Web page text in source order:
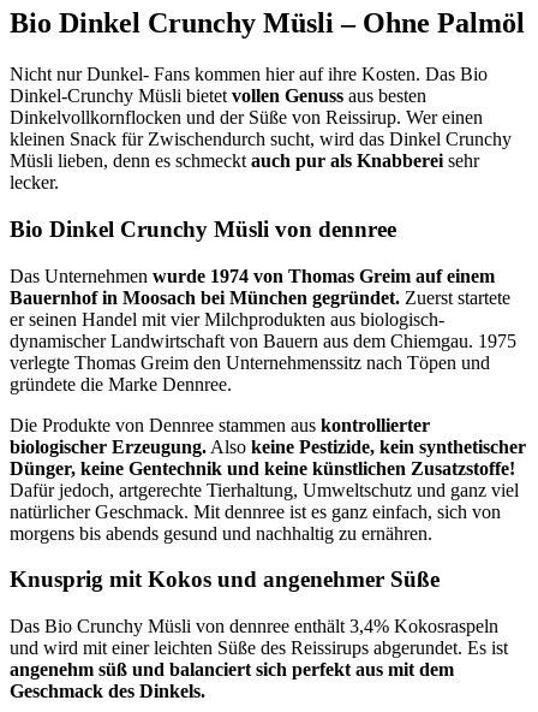
Bio Dinkel Crunchy Müsli – Ohne Palmöl
Nicht nur Dunkel- Fans kommen hier auf ihre Kosten. Das Bio
Dinkel-Crunchy Müsli bietet vollen Genuss aus besten
Dinkelvollkornflocken und der Süße von Reissirup. Wer einen
kleinen Snack für Zwischendurch sucht, wird das Dinkel Crunchy
Müsli lieben, denn es schmeckt auch pur als Knabberei sehr
lecker.
Bio Dinkel Crunchy Müsli von dennree
Das Unternehmen wurde 1974 von Thomas Greim auf einem
Bauernhof in Moosach bei München gegründet. Zuerst startete
er seinen Handel mit vier Milchprodukten aus biologisch-
dynamischer Landwirtschaft von Bauern aus dem Chiemgau. 1975
verlegte Thomas Greim den Unternehmenssitz nach Töpen und
gründete die Marke Dennree.
Die Produkte von Dennree stammen aus kontrollierter
biologischer Erzeugung. Also keine Pestizide, kein synthetischer
Dünger, keine Gentechnik und keine künstlichen Zusatzstoffe!
Dafür jedoch, artgerechte Tierhaltung, Umweltschutz und ganz viel
natürlicher Geschmack. Mit dennree ist es ganz einfach, sich von
morgens bis abends gesund und nachhaltig zu ernähren.
Knusprig mit Kokos und angenehmer Süße
Das Bio Crunchy Müsli von dennree enthält 3,4% Kokosraspeln
und wird mit einer leichten Süße des Reissirups abgerundet. Es ist
angenehm süß und balanciert sich perfekt aus mit dem
Geschmack des Dinkels.